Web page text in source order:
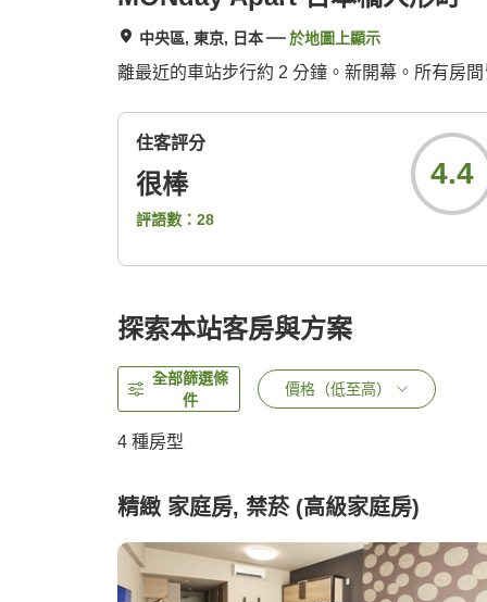
中央區, 東京, 日本 於地圖上顯示
離最近的車站步行約 2 分鐘。新開幕。所有房
住客評分
很棒
評語數： 28
4.4
探索本站客房與方案
全部篩選條
件
價格（低至高）
4 種房型
精緻 家庭房, 禁菸 (高級家庭房)